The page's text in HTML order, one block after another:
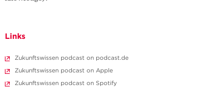
Links
Zukunftswissen podcast on podcast.de
Zukunftswissen podcast on Apple
Zukunftswissen podcast on Spotify